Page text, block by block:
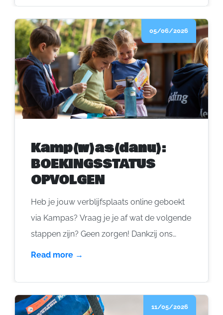
volpension. Samen goed voor bijna 200
bedden. In de zomer komt daar nog een
derde plek bij: De Eglantier in
Oostduinkerke. Midden in de duinen, in
zelfkook, met 48 bedden en plaats voor 80
personen in tenten.
05/06/2026
Kamp(w)as(danu):
BOEKINGSSTATUS
OPVOLGEN
Heb je jouw verblijfsplaats online geboekt
via Kampas? Vraag je je af wat de volgende
stappen zijn? Geen zorgen! Dankzij ons
platform kun je eenvoudig je boeking
lees je hoe het werkt.
Read more →
11/05/2026